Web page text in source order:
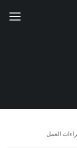
العمل